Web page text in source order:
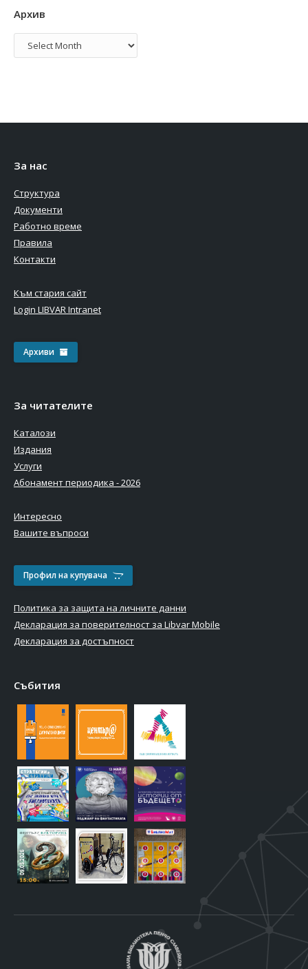
Архив
Архив
За нас
Структура
Документи
Работно време
Правила
Контакти
Към стария сайт
Login LIBVAR Intranet
Архиви
За читателите
Каталози
Издания
Услуги
Абонамент периодика - 2026
Интересно
Вашите въпроси
Профил на купувача
Политика за защита на личните данни
Декларация за поверителност за Libvar Mobile
Декларация за достъпност
Събития